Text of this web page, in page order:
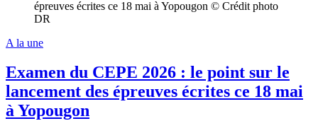
épreuves écrites ce 18 mai à Yopougon © Crédit photo
DR
A la une
Examen du CEPE 2026 : le point sur le
lancement des épreuves écrites ce 18 mai
à Yopougon